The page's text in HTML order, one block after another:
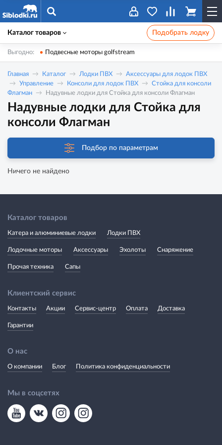
Каталог товаров Подобрать лодку
Выгодно: Подвесные моторы golfstream
Главная Каталог Лодки ПВХ
Аксессуары для лодок ПВХ
Управление
Консоли для лодок ПВХ
Стойка для консоли
Флагман
Надувные лодки для Стойка для консоли Флагман
Надувные лодки для Стойка для
консоли Флагман
Подбор по параметрам
Ничего не найдено
Каталог товаров
Катера и алюминиевые лодки Лодки ПВХ
Лодочные моторы Аксессуары Эхолоты Снаряжение
Прочая техника Сапы
Клиентский сервис
Контакты Акции Сервис-центр Оплата Доставка
Гарантии
О нас
О компании Блог Политика конфиденциальности
Мы в соцсетях